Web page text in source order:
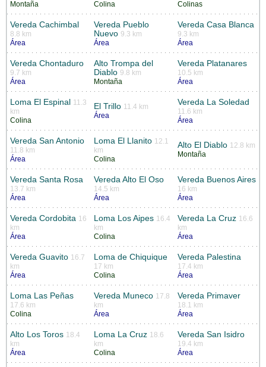
Montaña
Colina
Colinas
Vereda Cachimbal
8.8 km
Área
Vereda Pueblo
Nuevo 9.3 km
Área
Vereda Casa Blanca
9.3 km
Área
Vereda Chontaduro
9.7 km
Área
Alto Trompa del
Diablo 9.8 km
Montaña
Vereda Platanares
10.5 km
Área
Loma El Espinal
11.3
km
Colina
El Trillo 11.4 km
Área
Vereda La Soledad
11.6 km
Área
Vereda San Antonio
11.8 km
Área
Loma El Llanito 12.1
km
Colina
Alto El Diablo 12.8 km
Montaña
Vereda Santa Rosa
13.7 km
Área
Vereda Alto El Oso
14.5 km
Área
Vereda Buenos Aires
16 km
Área
Vereda Cordobita 16
km
Área
Loma Los Aipes 16.4
km
Colina
Vereda La Cruz 16.6
km
Área
Vereda Guavito 16.7
km
Área
Loma de Chiquique
17 km
Colina
Vereda Palestina
17.4 km
Área
Loma Las Peñas
17.6 km
Colina
Vereda Muneco 17.8
km
Área
Vereda Primaver
18.1 km
Área
Alto Los Toros 18.4
km
Área
Loma La Cruz 18.6
km
Colina
Vereda San Isidro
19.4 km
Área